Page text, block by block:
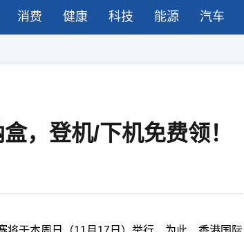
消费 健康 科技 能源 汽车
，登机/下机免费领！